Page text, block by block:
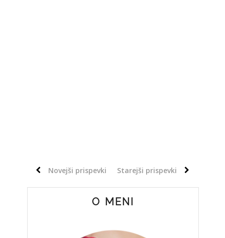
Novejši prispevki Starejši prispevki
O MENI